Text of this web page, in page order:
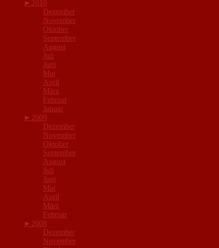
► 2010
Dezember
November
Oktober
September
August
Juli
Juni
Mai
April
März
Februar
Januar
► 2009
Dezember
November
Oktober
September
August
Juli
Juni
Mai
April
März
Februar
► 2008
Dezember
November